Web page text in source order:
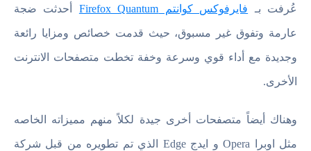
عُرفت بـ فايرفوكس كوانتم Firefox Quantum أحدثت ضجة
عارمة وتفوق غير مسبوق، حيث قدمت خصائص ومزايا رائعة
وجديدة مع أداء قوي وسرعة وخفة تخطت متصفحات الانترنت
الأخرى.
وهناك أيضاً متصفحات أخرى جيدة لكلاً منهم مميزاته الخاصه
مثل اوبرا Opera و ايدج Edge الذي تم تطويره من قبل شركة